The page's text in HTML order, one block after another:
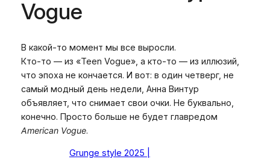
Vogue
В какой-то момент мы все выросли.
Кто-то — из «Teen Vogue», а кто-то — из иллюзий,
что эпоха не кончается. И вот: в один четверг, не
самый модный день недели, Анна Винтур
объявляет, что снимает свои очки. Не буквально,
конечно. Просто больше не будет главредом
American Vogue.
Grunge style 2025 |